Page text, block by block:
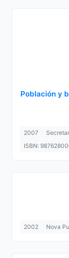
Población y
2007
ISBN:
2002 Nova